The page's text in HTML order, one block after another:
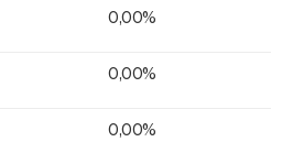
0,00%
0,00%
0,00%